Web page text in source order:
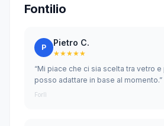
Fontilio
P Pietro C.
★★★★★
“Mi piace che ci sia scelta tra vetro
posso adattare in base al momento.”
Forlì